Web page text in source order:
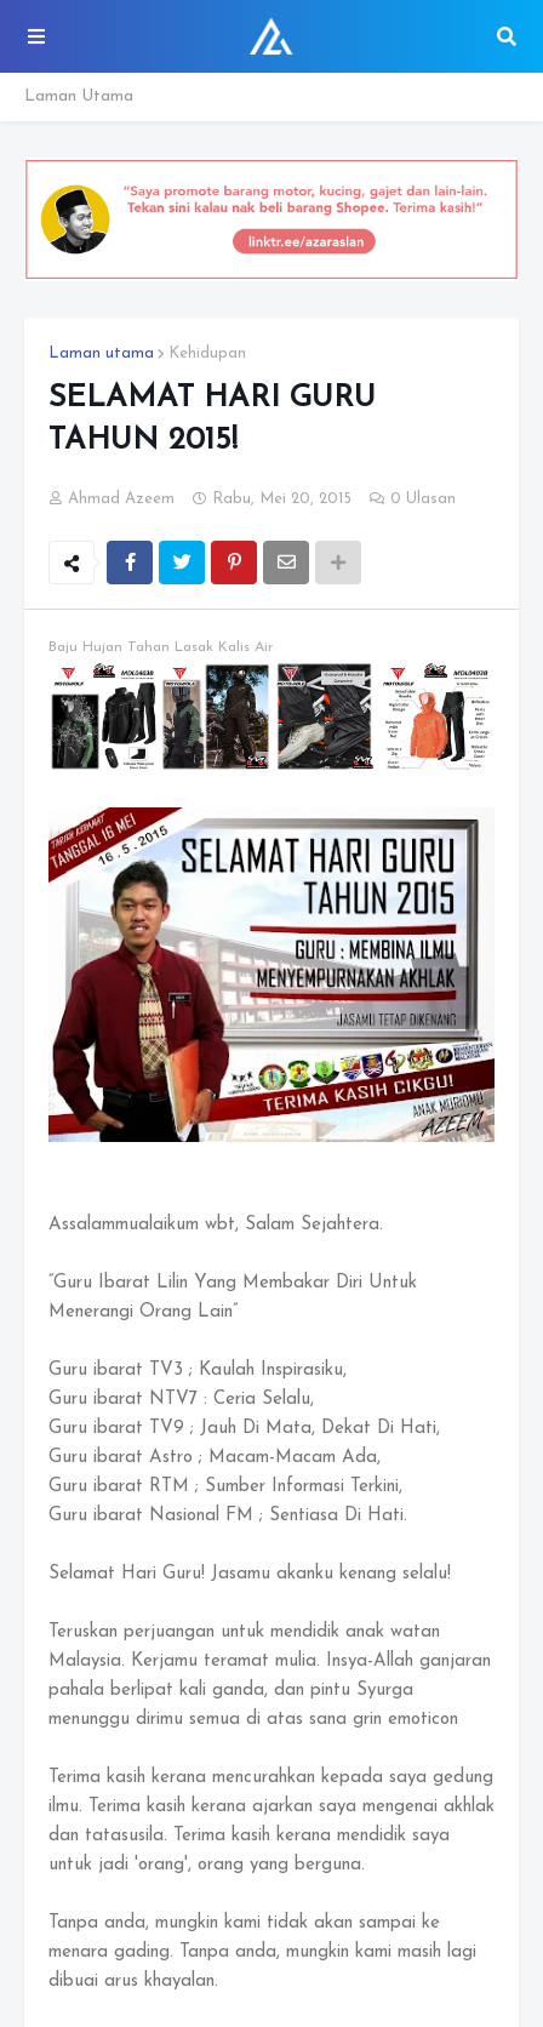
Laman Utama
Laman utama Kehidupan
SELAMAT HARI GURU
TAHUN 2015!
Ahmad Azeem Rabu, Mei 20, 2015 0 Ulasan
Baju Hujan Tahan Lasak Kalis Air
Assalammualaikum wbt, Salam Sejahtera.
“Guru Ibarat Lilin Yang Membakar Diri Untuk
Menerangi Orang Lain”
Guru ibarat TV3 ; Kaulah Inspirasiku,
Guru ibarat NTV7 : Ceria Selalu,
Guru ibarat TV9 ; Jauh Di Mata, Dekat Di Hati,
Guru ibarat Astro ; Macam-Macam Ada,
Guru ibarat RTM ; Sumber Informasi Terkini,
Guru ibarat Nasional FM ; Sentiasa Di Hati.
Selamat Hari Guru! Jasamu akanku kenang selalu!
Teruskan perjuangan untuk mendidik anak watan
Malaysia. Kerjamu teramat mulia. Insya-Allah ganjaran
pahala berlipat kali ganda, dan pintu Syurga
menunggu dirimu semua di atas sana grin emoticon
Terima kasih kerana mencurahkan kepada saya gedung
ilmu. Terima kasih kerana ajarkan saya mengenai akhlak
dan tatasusila. Terima kasih kerana mendidik saya
untuk jadi 'orang', orang yang berguna.
Tanpa anda, mungkin kami tidak akan sampai ke
menara gading. Tanpa anda, mungkin kami masih lagi
dibuai arus khayalan.